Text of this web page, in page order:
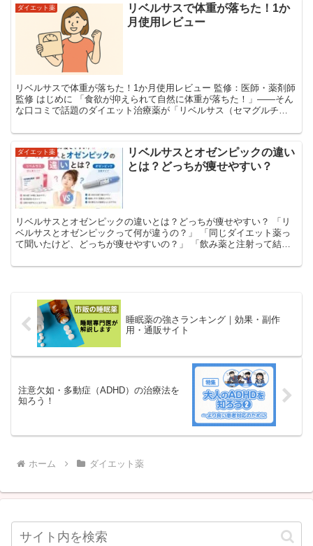
ダイエット薬
リベルサスで体重が落ちた！1か
月使用レビュー
リベルサスで体重が落ちた！1か月使用レビュー 監修：医師・薬剤師
監修 はじめに 「食欲が抑えられて自然に体重が落ちた！」――そん
な口コミで話題のダイエット治療薬が「リベルサス（セマグルチ
ダイエット薬
リベルサスとオゼンピックの違い
とは？どっちが痩せやすい？
リベルサスとオゼンピックの違いとは？どっちが痩せやすい？ 「リ
ベルサスとオゼンピックって何が違うの？」 「同じダイエット薬っ
て聞いたけど、どっちが痩せやすいの？」 「飲み薬と注射って結局
睡眠薬の強さランキング｜効果・副作
用・通販サイト
注意欠如・多動症（ADHD）の治療法を
知ろう！
ホーム ダイエット薬